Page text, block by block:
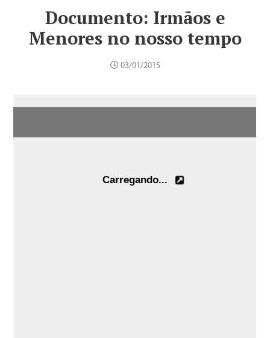
Documento: Irmãos e
Menores no nosso tempo
03/01/2015